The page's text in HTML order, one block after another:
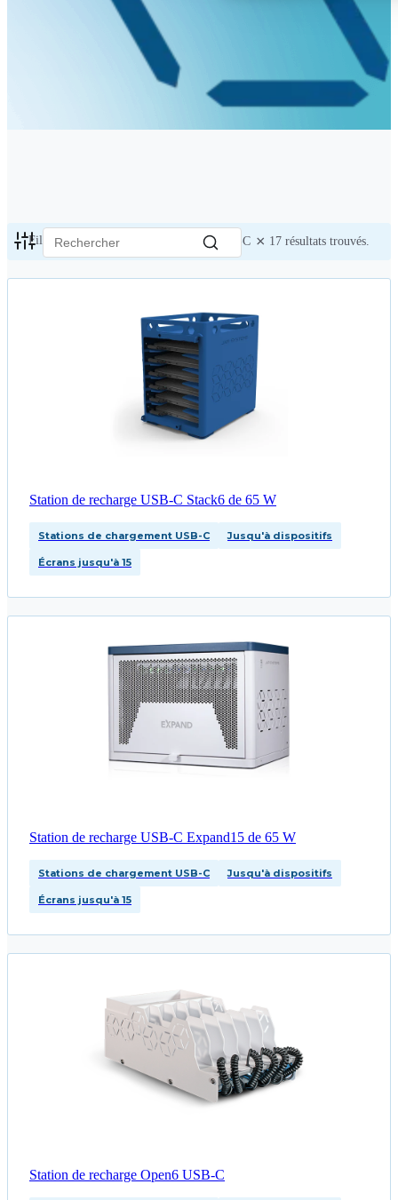
Filtres actifs:Stations de chargement USB-C × 17 résultats trouvés.
Station de recharge USB-C Stack6 de 65 W
Stations de chargement USB-C Jusqu'à dispositifs
Écrans jusqu'à 15
Station de recharge USB-C Expand15 de 65 W
Stations de chargement USB-C Jusqu'à dispositifs
Écrans jusqu'à 15
Station de recharge Open6 USB‑C